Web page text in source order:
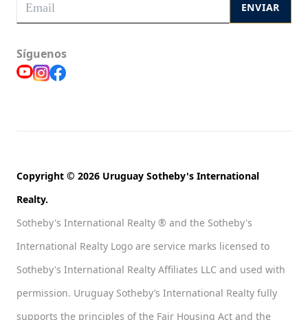
ENVIAR
Síguenos
Copyright © 2026 Uruguay Sotheby's International
Realty.
Sotheby's International Realty ® and the Sotheby's
International Realty Logo are service marks licensed to
Sotheby's International Realty Affiliates LLC and used with
permission. Uruguay Sotheby’s International Realty fully
supports the principles of the Fair Housing Act and the